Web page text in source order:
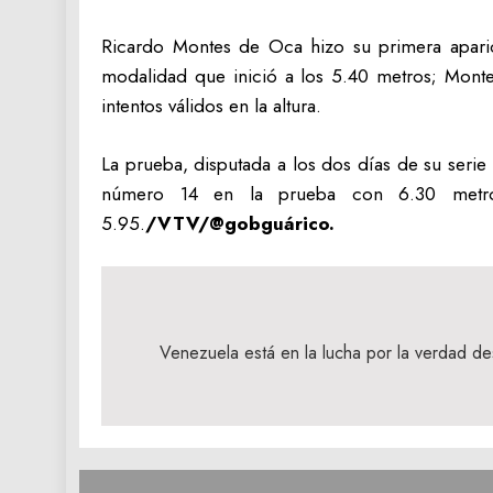
Ricardo Montes de Oca hizo su primera
modalidad que inició a los 5.40 metros;
intentos válidos en la altura.
La prueba, disputada a los dos días de su
número 14 en la prueba con 6.30
5.95./VTV/@gobguárico.
Venezuela está en la lucha por la verdad